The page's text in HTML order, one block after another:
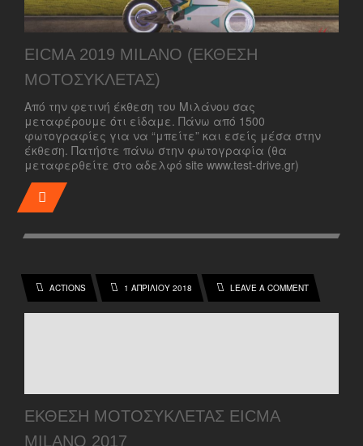
EICMA 2019 MILANO (ΈΚΘΕΣΗ
ΜΟΤΟΣΥΚΛΈΤΑΣ)
Από την φετινή έκθεση του Μιλάνου σας
μεταφέρουμε ότι είδαμε. Πάνω από 1500
φωτογραφίες για να “μπείτε” και εσείς μέσα στην
έκθεση. Πατήστε πάνω στην φωτογραφία (θα
μεταφερθείτε στο αδελφό site www.test-drive.gr)
ACTIONS 1 ΑΠΡΙΛΊΟΥ 2018 LEAVE A COMMENT
ΈΚΘΕΣΗ ΜΟΤΟΣΥΚΛΈΤΑΣ EICMA
MILANO 2017